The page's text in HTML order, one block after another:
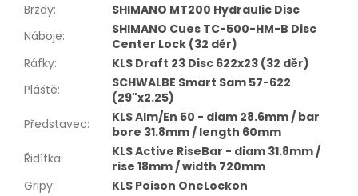
Brzdy:
SHIMANO MT200 Hydraulic Disc
Náboje:
SHIMANO Cues TC-500-HM-B Disc
Center Lock (32 děr)
Ráfky:
KLS Draft 23 Disc 622x23 (32 děr)
Pláště:
SCHWALBE Smart Sam 57-622
(29"x2.25)
Představec:
KLS Alm/En 50 - diam 28.6mm / bar
bore 31.8mm / length 60mm
Řidítka:
KLS Active RiseBar - diam 31.8mm /
rise 18mm / width 720mm
Gripy:
KLS Poison OneLockon